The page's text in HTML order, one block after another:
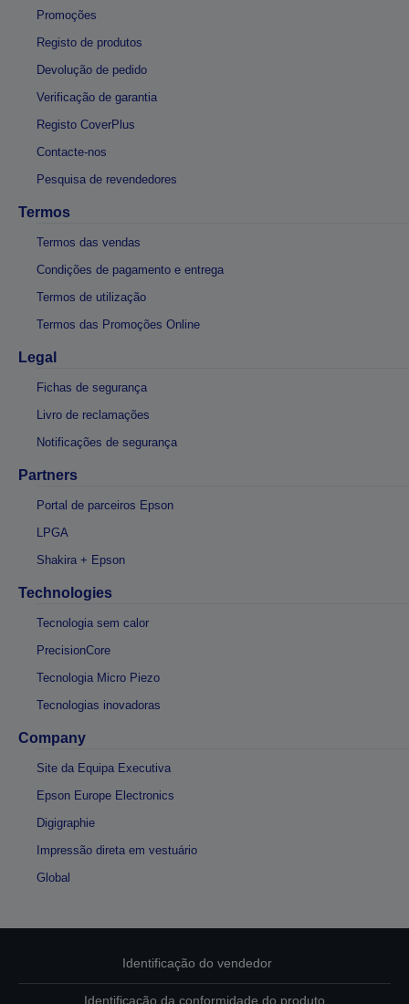
Promoções
Registo de produtos
Devolução de pedido
Verificação de garantia
Registo CoverPlus
Contacte-nos
Pesquisa de revendedores
Termos
Termos das vendas
Condições de pagamento e entrega
Termos de utilização
Termos das Promoções Online
Legal
Fichas de segurança
Livro de reclamações
Notificações de segurança
Partners
Portal de parceiros Epson
LPGA
Shakira + Epson
Technologies
Tecnologia sem calor
PrecisionCore
Tecnologia Micro Piezo
Tecnologias inovadoras
Company
Site da Equipa Executiva
Epson Europe Electronics
Digigraphie
Impressão direta em vestuário
Global
Identificação do vendedor
Identificação da conformidade do produto